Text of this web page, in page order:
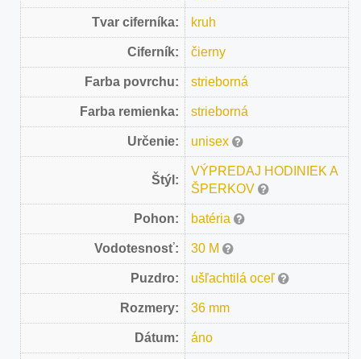
Tvar ciferníka: kruh
Ciferník: čierny
Farba povrchu: strieborná
Farba remienka: strieborná
Určenie: unisex
Štýl:
VÝPREDAJ HODINIEK A
ŠPERKOV
Pohon: batéria
Vodotesnosť: 30 M
Puzdro: ušľachtilá oceľ
Rozmery: 36 mm
Dátum: áno